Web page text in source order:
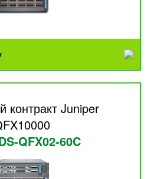
контракт Juniper
QFX02-60C